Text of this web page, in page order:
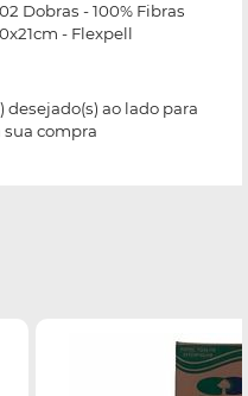
Dobras - 100% Fibras
- Flexpell
desejado(s) ao lado para
compra